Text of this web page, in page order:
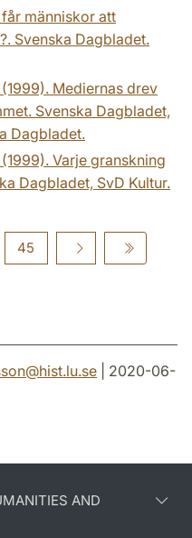
människor att
Svenska Dagbladet.
Mediernas drev
Svenska Dagbladet,
Dagbladet.
Varje granskning
Dagbladet, SvD Kultur.
45
@hist.lu.se | 2020-06-
AND